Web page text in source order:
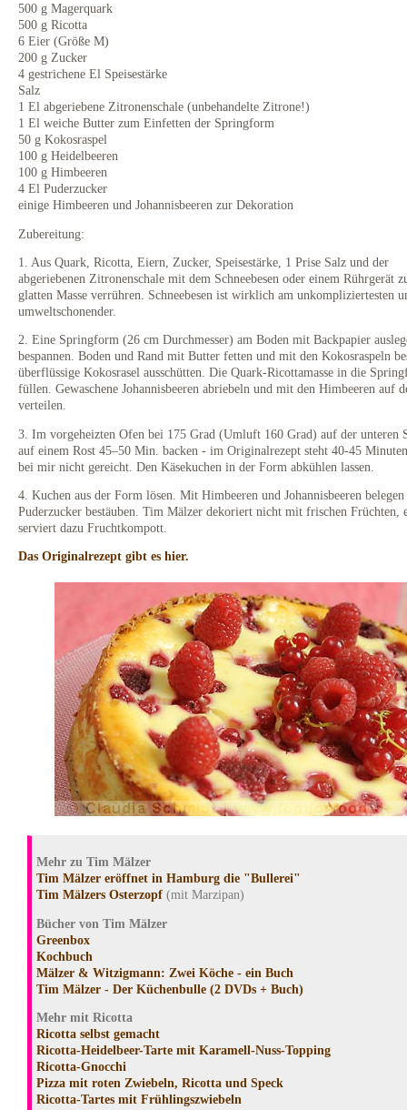
500 g Magerquark
500 g Ricotta
6 Eier (Größe M)
200 g Zucker
4 gestrichene El Speisestärke
Salz
1 El abgeriebene Zitronenschale (unbehandelte Zitrone!)
1 El weiche Butter zum Einfetten der Springform
50 g Kokosraspel
100 g Heidelbeeren
100 g Himbeeren
4 El Puderzucker
einige Himbeeren und Johannisbeeren zur Dekoration
Zubereitung:
1. Aus Quark, Ricotta, Eiern, Zucker, Speisestärke, 1 Prise Salz und der
abgeriebenen Zitronenschale mit dem Schneebesen oder einem Rührgerät
glatten Masse verrühren. Schneebesen ist wirklich am unkompliziertesten
umweltschonender.
2. Eine Springform (26 cm Durchmesser) am Boden mit Backpapier
bespannen. Boden und Rand mit Butter fetten und mit den Kokosraspeln
überflüssige Kokosrasel ausschütten. Die Quark-Ricottamasse in die
füllen. Gewaschene Johannisbeeren abriebeln und mit den Himbeeren auf
verteilen.
3. Im vorgeheizten Ofen bei 175 Grad (Umluft 160 Grad) auf der unteren
auf einem Rost 45–50 Min. backen - im Originalrezept steht 40-45
bei mir nicht gereicht. Den Käsekuchen in der Form abkühlen lassen.
4. Kuchen aus der Form lösen. Mit Himbeeren und Johannisbeeren
Puderzucker bestäuben. Tim Mälzer dekoriert nicht mit frischen Früchten,
serviert dazu Fruchtkompott.
Das Originalrezept gibt es hier.
Mehr zu Tim Mälzer
Tim Mälzer eröffnet in Hamburg die "Bullerei"
Tim Mälzers Osterzopf (mit Marzipan)
Bücher von Tim Mälzer
Greenbox
Kochbuch
Mälzer & Witzigmann: Zwei Köche - ein Buch
Tim Mälzer - Der Küchenbulle (2 DVDs + Buch)
Mehr mit Ricotta
Ricotta selbst gemacht
Ricotta-Heidelbeer-Tarte mit Karamell-Nuss-Topping
Ricotta-Gnocchi
Pizza mit roten Zwiebeln, Ricotta und Speck
Ricotta-Tartes mit Frühlingszwiebeln